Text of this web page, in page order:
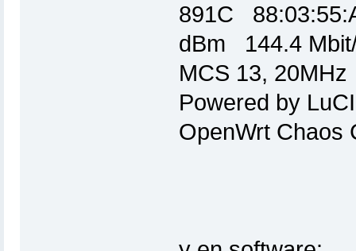
891C
dBm 144.4
MCS 13, 20MHz
Powered by
OpenWrt Chaos